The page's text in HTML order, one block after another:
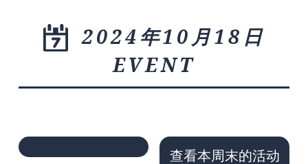
2024年10月18日
EVENT
查看本周末的活动